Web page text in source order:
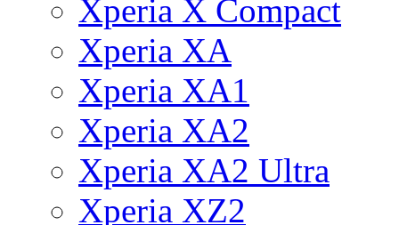
Xperia X Compact
Xperia XA
Xperia XA1
Xperia XA2
Xperia XA2 Ultra
Xperia XZ2